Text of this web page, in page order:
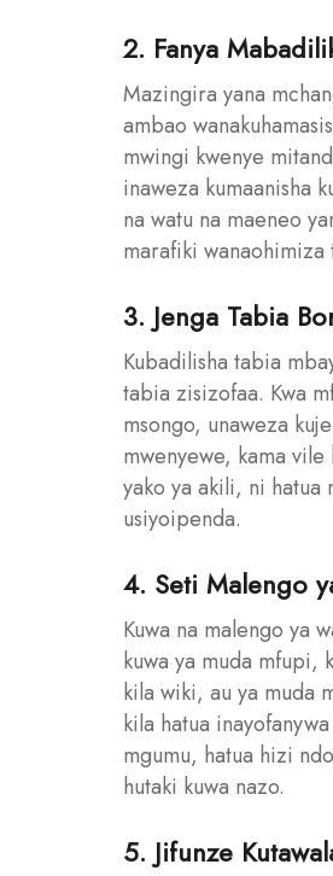
2. Fanya
Mazingira yana
ambao
mwingi kwenye
inaweza kumaanisha
na watu na maeneo
marafiki
3. Jenga Tabia
Kubadilisha tabia
tabia zisizofaa. Kwa
msongo, unaweza
mwenyewe, kama
yako ya akili, ni hatua
usiyoipenda.
4. Seti Malengo
Kuwa na malengo ya
kuwa ya muda mfupi,
kila wiki, au ya muda
kila hatua
mgumu, hatua hizi
hutaki kuwa nazo.
5. Jifunze